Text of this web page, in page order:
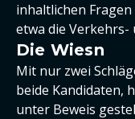
inhaltlichen
etwa die
Die Wiesn
Mit nur zwei
beide Kandidaten,
unter Beweis